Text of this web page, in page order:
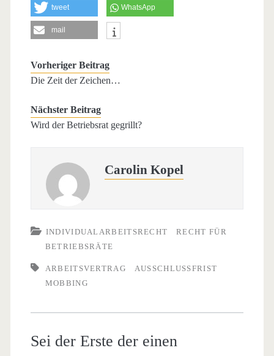
tweet WhatsApp
mail
Vorheriger Beitrag
Die Zeit der Zeichen…
Nächster Beitrag
Wird der Betriebsrat gegrillt?
Carolin Kopel
INDIVIDUALARBEITSRECHT
RECHT FÜR
BETRIEBSRÄTE
ARBEITSVERTRAG
AUSSCHLUSSFRIST
MOBBING
Sei der Erste der einen